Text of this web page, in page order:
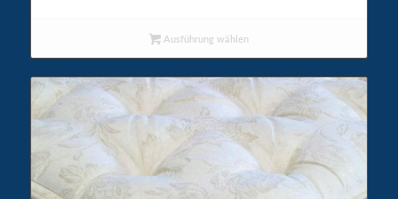
Ausführung wählen